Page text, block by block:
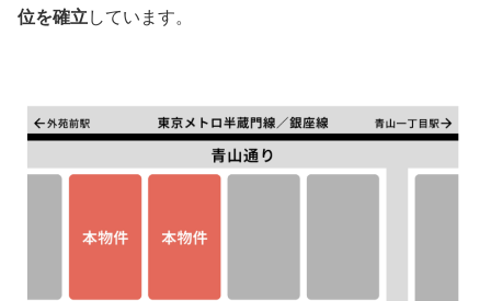
位を確立 しています。